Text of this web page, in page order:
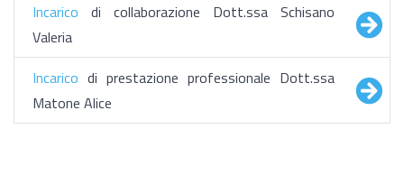
Incarico di collaborazione Dott.ssa Schisano
Valeria
Incarico di prestazione professionale Dott.ssa
Matone Alice